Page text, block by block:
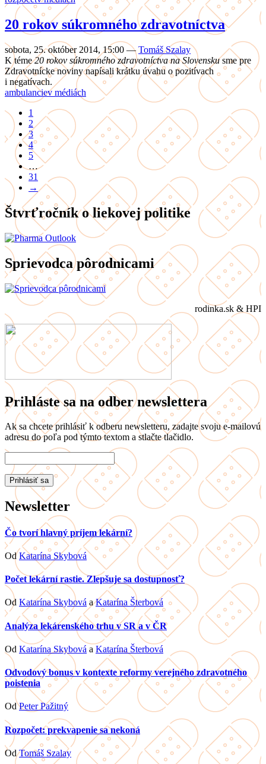
20 rokov súkromného zdravotníctva
sobota, 25. október 2014, 15:00 — Tomáš Szalay
K téme20 rokov súkromného zdravotníctva na Slovenskusme pre
Zdravotnícke noviny napísali krátku úvahu o pozitívach
i negatívach.
ambulanciev médiách
1
2
3
4
5
…
31
→
Štvrťročník o liekovej politike
Sprievodca pôrodnicami
rodinka.sk & HPI
Prihláste sa na odber newslettera
Ak sa chcete prihlásiť k odberu newsletteru, zadajte svoju e-mailovú
adresu do poľa pod týmto textom a stlačte tlačidlo.
Newsletter
Čo tvorí hlavný príjem lekární?
OdKatarína Skybová
Počet lekární rastie. Zlepšuje sa dostupnosť?
Od Katarína Skybová aKatarína Šterbová
Analýza lekárenského trhu v SR a v ČR
Od Katarína Skybová a Katarína Šterbová
Odvodový bonus v kontexte reformy verejného zdravotného
poistenia
OdPeter Pažitný
Rozpočet: prekvapenie sa nekoná
OdTomáš Szalay